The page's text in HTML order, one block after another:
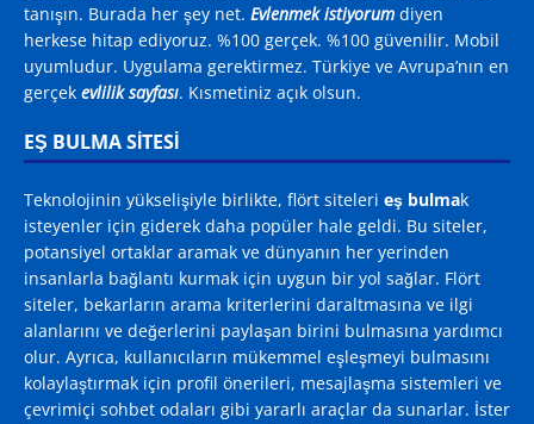
tanışın. Burada her şey net. Evlenmek istiyorum diyen
herkese hitap ediyoruz. %100 gerçek. %100 güvenilir. Mobil
uyumludur. Uygulama gerektirmez. Türkiye ve Avrupa’nın en
gerçek evlilik sayfası. Kısmetiniz açık olsun.
EŞ BULMA SITESI
Teknolojinin yükselişiyle birlikte, flört siteleri eş bulmak
isteyenler için giderek daha popüler hale geldi. Bu siteler,
potansiyel ortaklar aramak ve dünyanın her yerinden
insanlarla bağlantı kurmak için uygun bir yol sağlar. Flört
siteler, bekarların arama kriterlerini daraltmasına ve ilgi
alanlarını ve değerlerini paylaşan birini bulmasına yardımcı
olur. Ayrıca, kullanıcıların mükemmel eşleşmeyi bulmasını
kolaylaştırmak için profil önerileri, mesajlaşma sistemleri ve
çevrimiçi sohbet odaları gibi yararlı araçlar da sunarlar. İster